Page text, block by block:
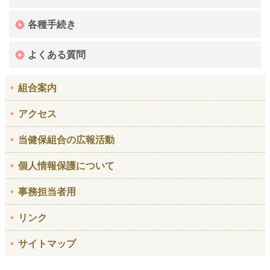
各種手続き
よくある質問
組合案内
アクセス
当健保組合の広報活動
個人情報保護について
事務担当者用
リンク
サイトマップ